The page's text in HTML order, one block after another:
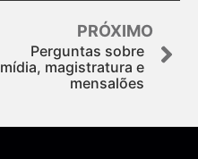
PRÓXIMO
Perguntas sobre
mídia, magistratura e
mensalões